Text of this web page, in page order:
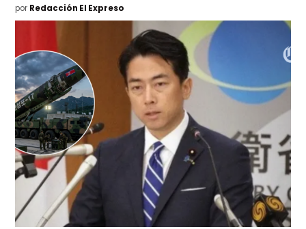
por Redacción El Expreso